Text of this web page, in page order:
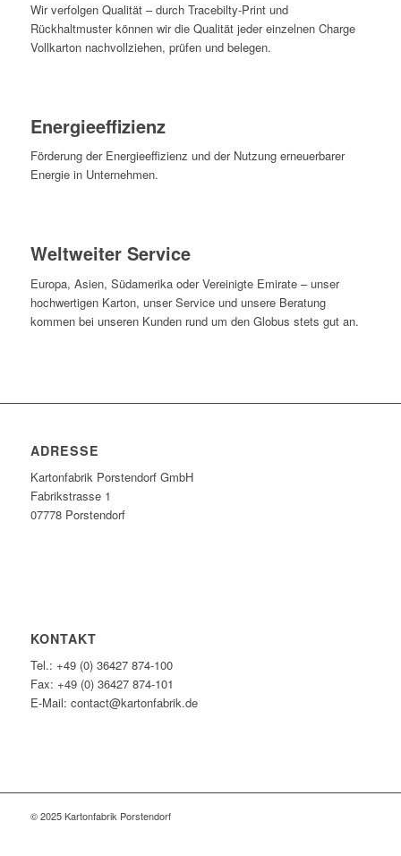
Wir verfolgen Qualität – durch Tracebilty-Print und
Rückhaltmuster können wir die Qualität jeder einzelnen Charge
Vollkarton nachvollziehen, prüfen und belegen.
Energieeffizienz
Förderung der Energieeffizienz und der Nutzung erneuerbarer
Energie in Unternehmen.
Weltweiter Service
Europa, Asien, Südamerika oder Vereinigte Emirate – unser
hochwertigen Karton, unser Service und unsere Beratung
kommen bei unseren Kunden rund um den Globus stets gut an.
ADRESSE
Kartonfabrik Porstendorf GmbH
Fabrikstrasse 1
07778 Porstendorf
KONTAKT
Tel.: +49 (0) 36427 874-100
Fax: +49 (0) 36427 874-101
E-Mail: contact@kartonfabrik.de
© 2025 Kartonfabrik Porstendorf